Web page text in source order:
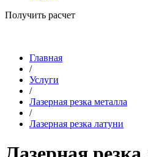
Получить расчет
Главная
/
Услуги
/
Лазерная резка металла
/
Лазерная резка латуни